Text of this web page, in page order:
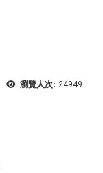
瀏覽人次: 24949